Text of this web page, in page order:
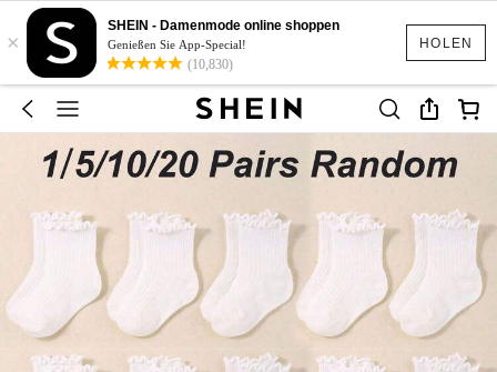
HOLEN
×
SHEIN - Damenmode online shoppen
Genießen Sie App-Special!
(10,830)